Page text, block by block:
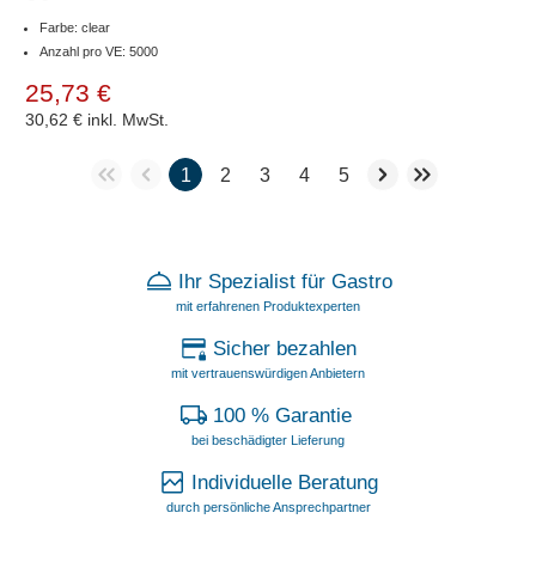
Farbe: clear
Anzahl pro VE: 5000
25,73 €
30,62 € inkl. MwSt.
1 2 3 4 5
Ihr Spezialist für Gastro
mit erfahrenen Produktexperten
Sicher bezahlen
mit vertrauenswürdigen Anbietern
100 % Garantie
bei beschädigter Lieferung
Individuelle Beratung
durch persönliche Ansprechpartner